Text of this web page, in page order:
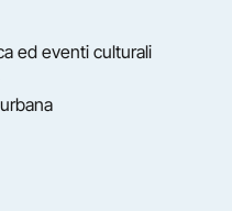
ed eventi culturali